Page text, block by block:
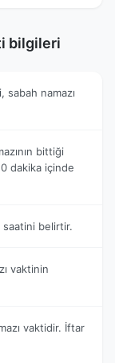
bilgileri
sabah namazı
bittiği
dakika içinde
saatini belirtir.
vaktinin
vaktidir. İftar